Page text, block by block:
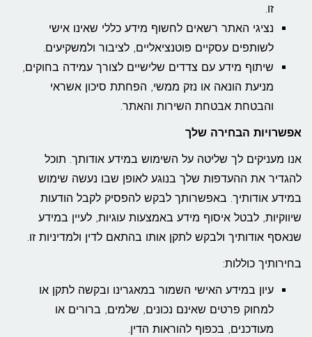
זו.
נציגי האתר רשאים לחשוף מידע כללי שאינו אישי
לשותפים עסקיים פוטנציאליים, לציבור ולמשקיעים.
שיתוף מידע עם צדדים שלישיים לצורך עמידה בחוקים,
מניעת הונאה או נזק ממשי, הפחתת סיכון אשראי
והבטחת אבטחת השירות והאתר.
אפשרויות הבחירה שלך
אנו מעניקים לך שליטה על השימוש במידע אודותך. תוכל
להגדיר את ההעדפות שלך בנוגע לאופן שבו נעשה שימוש
במידע אודותיך. באפשרותך לבקש להפסיק לקבל הודעות
שיווקיות, לבטל איסוף מידע באמצעות עוגיות, לעיין במידע
שנאסף אודותיך ולבקש לתקן אותו בהתאם לדין ולמדיניות זו.
בחירותיך כוללות:
עיון במידע האישי השמור במאגרינו ובקשה לתקן או
למחוק פרטים שאינם נכונים, שלמים, ברורים או
מעודכנים, בכפוף להוראות הדין.